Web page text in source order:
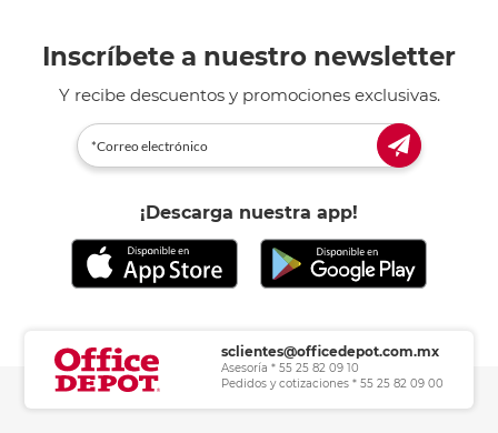
Inscríbete a nuestro newsletter
Y recibe descuentos y promociones exclusivas.
¡Descarga nuestra app!
sclientes@officedepot.com.mx
Asesoría * 55 25 82 09 10
Pedidos y cotizaciones * 55 25 82 09 00